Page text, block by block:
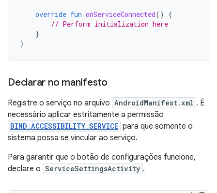
override fun onServiceConnected()
{
// Perform initialization here
}
}
Declarar no manifesto
Registre o serviço no arquivo AndroidManifest.xml . É
necessário aplicar estritamente a permissão
BIND_ACCESSIBILITY_SERVICE para que somente o
sistema possa se vincular ao serviço.
Para garantir que o botão de configurações funcione,
declare o ServiceSettingsActivity .